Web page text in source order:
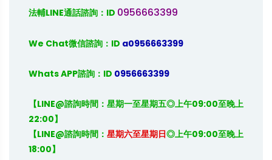
法輔LINE通話諮詢：ID 0956663399
We Chat微信諮詢：ID a0956663399
Whats APP諮詢：ID 0956663399
【LINE@諮詢時間：星期一至星期五◎上午09:00至晚上
22:00】
【LINE@諮詢時間： 星期六至星期日◎上午09:00至晚上
18:00】